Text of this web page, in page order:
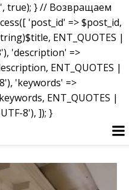
true); } // Возвращаем
'post_id' => $post_id,
ENT_QUOTES |
'description' =>
ENT_QUOTES |
'keywords' =>
ENT_QUOTES |
8'), ]); }